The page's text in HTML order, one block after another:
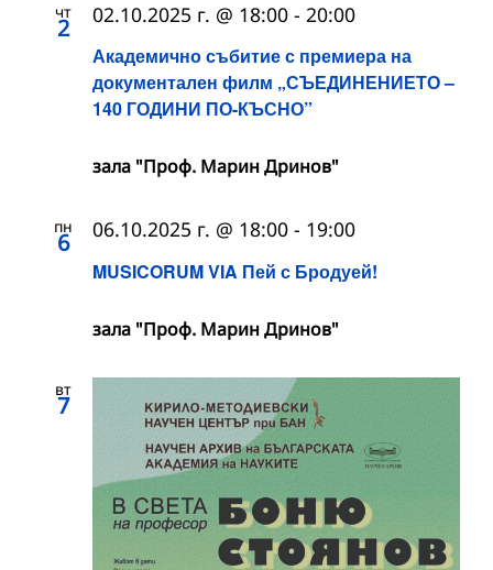
чт
2
Академично събитие с премиера на
документален филм „СЪЕДИНЕНИЕТО –
140 ГОДИНИ ПО-КЪСНО”
02.10.2025 г. @ 18:00 - 20:00
зала "Проф. Марин Дринов"
пн
6
MUSICORUM VIA Пей с Бродуей!
06.10.2025 г. @ 18:00 - 19:00
зала "Проф. Марин Дринов"
вт
7